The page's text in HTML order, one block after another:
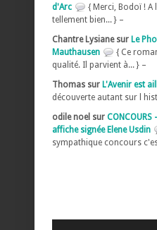
d'Arc
{ Merci, Bodoï ! A
tellement bien... } –
Chantre Lysiane sur Le
Mauthausen
{ Ce
qualité. Il parvient à... } –
Thomas sur L'Avenir est
découverte autant sur l
odile noel sur CONCOURS
affiche signée Elene Usdin
sympathique concours